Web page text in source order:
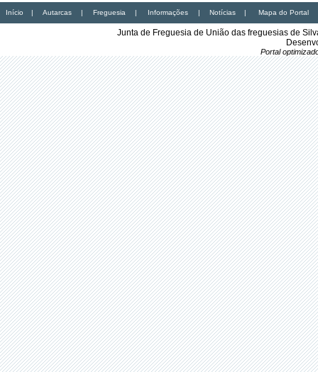
Início | Autarcas | Freguesia | Informações | Notícias | Mapa do Portal
Junta de Freguesia de União das freguesias de
Portal